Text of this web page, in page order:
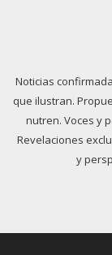
Noticias
que ilustran.
nutren. Voces y
Revelaciones
y